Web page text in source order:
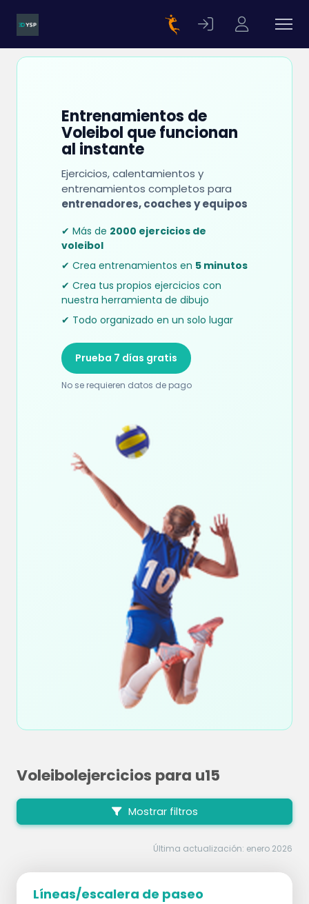
Entrenamientos de
Voleibol que funcionan
al instante
Ejercicios, calentamientos y
entrenamientos completos para
entrenadores, coaches y equipos
✔ Más de 2000 ejercicios de
voleibol
✔ Crea entrenamientos en 5 minutos
✔ Crea tus propios ejercicios con
nuestra herramienta de dibujo
✔ Todo organizado en un solo lugar
Prueba 7 días gratis
No se requieren datos de pago
Voleibolejercicios para u15
Mostrar filtros
Última actualización: enero 2026
Líneas/escalera de paseo